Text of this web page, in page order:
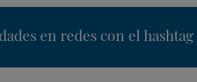
en redes con el hashtag